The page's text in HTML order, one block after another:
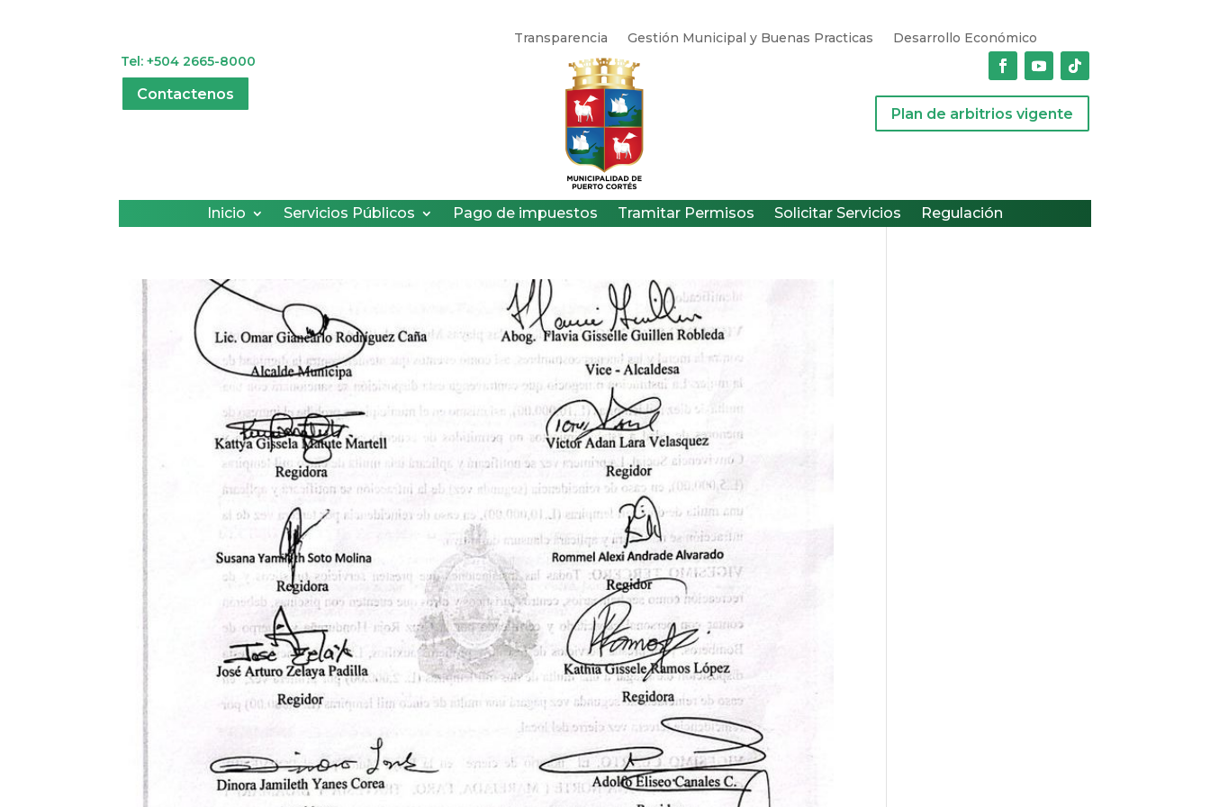
Transparencia Gestión Municipal y Buenas Practicas
Desarrollo Económico
Tel: +504 2665-8000
Contactenos
Plan de arbitrios vigente
Inicio Servicios Públicos Pago de impuestos Tramitar Permisos Solicitar Servicios Regulación